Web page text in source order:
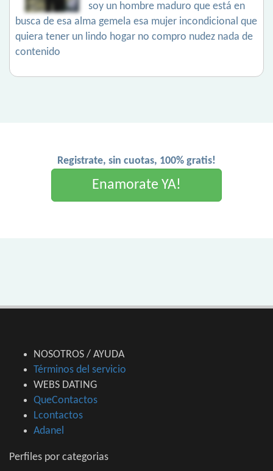
soy un hombre maduro que está en
busca de esa alma gemela esa mujer incondicional que
quiera tener un lindo hogar no compro nudez nada de
contenido
Registrate, sin cuotas, 100% gratis!
Enamorate YA!
NOSOTROS / AYUDA
Términos del servicio
WEBS DATING
QueContactos
Lcontactos
Adanel
Perfiles por categorias